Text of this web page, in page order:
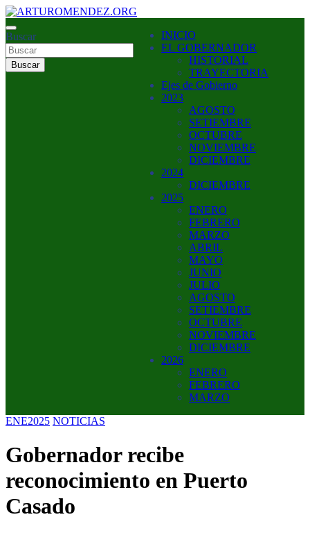
Saltar
al
contenido
ARTUROMENDEZ.ORG
ARTURO MENDEZ GOBERNADOR 2023
Buscar
Buscar
INICIO
EL GOBERNADOR
HISTORIAL
TRAYECTORIA
Ejes de Gobierno
2023
AGOSTO
SETIEMBRE
OCTUBRE
NOVIEMBRE
DICIEMBRE
2024
DICIEMBRE
2025
ENERO
FEBRERO
MARZO
ABRIL
MAYO
JUNIO
JULIO
AGOSTO
SETIEMBRE
OCTUBRE
NOVIEMBRE
DICIEMBRE
2026
ENERO
FEBRERO
MARZO
ENE2025 NOTICIAS
Gobernador recibe
reconocimiento en Puerto
Casado